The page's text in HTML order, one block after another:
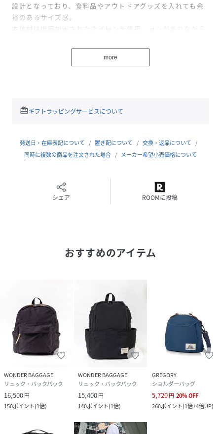
設計となっており、食料品やアウトドアグッズを入れても余
裕のあるサイズ感。
本体材は塩縮加工されたナイロンを使用。コシがありながら
前面に一室のメッシュポケット、長さ調整により3wayに活
用できるショルダーテープなど、さまざまな機能性も魅力的
素材 塩縮ナイロン
more
redeemギフトラッピングサービスについて
発送日・在庫表記について 置き配について
交換・返品について
同時に複数の商品を注文された場合
メーカー希望小売価格について
シェア ROOMに投稿
おすすめのアイテム
WONDER BAGGAGE
リュック・バックパック
16,500円
150ポイント(1倍)
WONDER BAGGAGE
リュック・バックパック
15,400円
140ポイント(1倍)
GREGORY
ショルダーバッグ
5,720円 20%OFF
260ポイント(1倍+4倍UP)